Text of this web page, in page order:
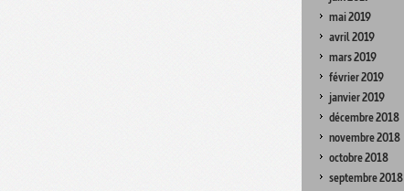
mai 2019
avril 2019
mars 2019
février 2019
janvier 2019
décembre 2018
novembre 2018
octobre 2018
septembre 2018